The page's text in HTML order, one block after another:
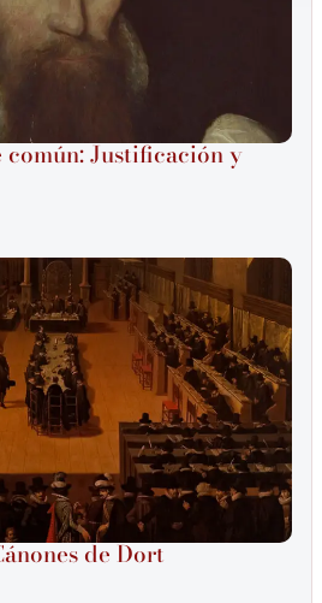
Justificación y
de Dort